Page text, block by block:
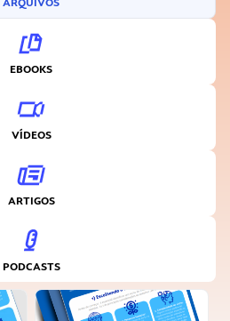
EBOOKS
VÍDEOS
ARTIGOS
PODCASTS